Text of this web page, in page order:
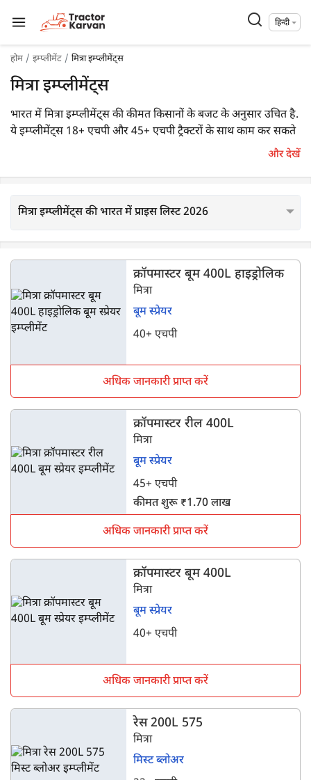
हिन्दी
होम इम्प्लीमेंट मित्रा इम्प्लीमेंट्स
मित्रा इम्प्लीमेंट्स
भारत में मित्रा इम्प्लीमेंट्स की कीमत किसानों के बजट के अनुसार उचित है.
ये इम्प्लीमेंट्स 18+ एचपी और 45+ एचपी ट्रैक्टरों के साथ काम कर सकते
हैं. ट्रैक्टरकारवां पर 30 से ज़्यादा मित्रा के इम्प्लीमेंट्स उपलब्ध हैं. मित्रा के
क्रॉपमास्टर बूम 200L हैं.
और देखें
मित्रा इम्प्लीमेंट्स की भारत में प्राइस लिस्ट 2026
क्रॉपमास्टर बूम 400L हाइड्रोलिक
मित्रा
बूम स्प्रेयर
40+ एचपी
अधिक जानकारी प्राप्त करें
क्रॉपमास्टर रील 400L
मित्रा
बूम स्प्रेयर
45+ एचपी
कीमत शुरू ₹1.70 लाख
अधिक जानकारी प्राप्त करें
क्रॉपमास्टर बूम 400L
मित्रा
बूम स्प्रेयर
40+ एचपी
अधिक जानकारी प्राप्त करें
रेस 200L 575
मित्रा
मिस्ट ब्लोअर